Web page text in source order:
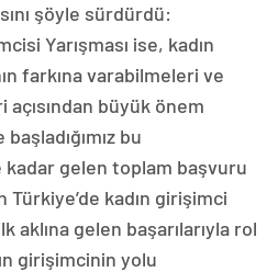
şöyle sürdürdü:
Yarışması ise, kadın
farkına varabilmeleri ve
büyük önem
bu
gelen toplam başvuru
Türkiye’de kadın girişimci
aklına gelen başarılarıyla rol
girişimcinin yolu